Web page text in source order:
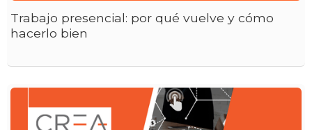
Trabajo presencial: por qué vuelve y cómo
hacerlo bien